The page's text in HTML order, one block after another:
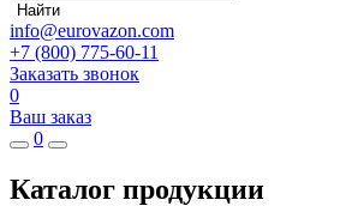
Найти
info@eurovazon.com
+7 (800) 775-60-11
Заказать звонок
0
Ваш заказ
0
Каталог продукции